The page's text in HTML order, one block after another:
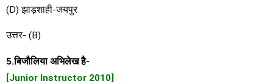
(D) झाड़शाही-जयपुर
उत्तर- (B)
5.बिजौलिया अभिलेख है-
[Junior Instructor 2010]